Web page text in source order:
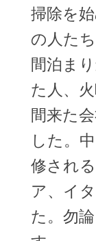
掃除を
の人た
間泊ま
た人、
間来た
した。
修され
ア、イ
た。勿